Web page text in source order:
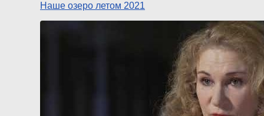
Наше озеро летом 2021